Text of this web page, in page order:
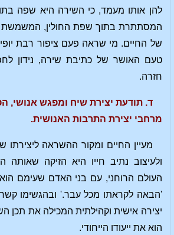
להן אותו מעמד, כי השירה היא שפה
המסתתרת בתוך שפת החולין, המשמשת
של החיים. מי שראה פעם ציפור רבת
טעם האושר של כתיבת שירה, נידון
חזרה.
ד. תודעת יצירת שיח ומפגש אנושי,
מרחבי יצירת התרבות האנושית.
מעיין החיים ומקור ההשראה
ולעיצוב נתיב חייו היא הזיקה שאותה
העולם הרוחני, עם בני האדם שעימם
'הבאה לקראתו מכל עבר.' ובהגשימו
יצירה אישית וקהילתית המכילה את
הוא את ייעודו הייחודי.